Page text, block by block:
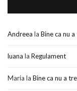
Andreea la Bine ca nu
luana la Regulament
Maria la Bine ca nu a